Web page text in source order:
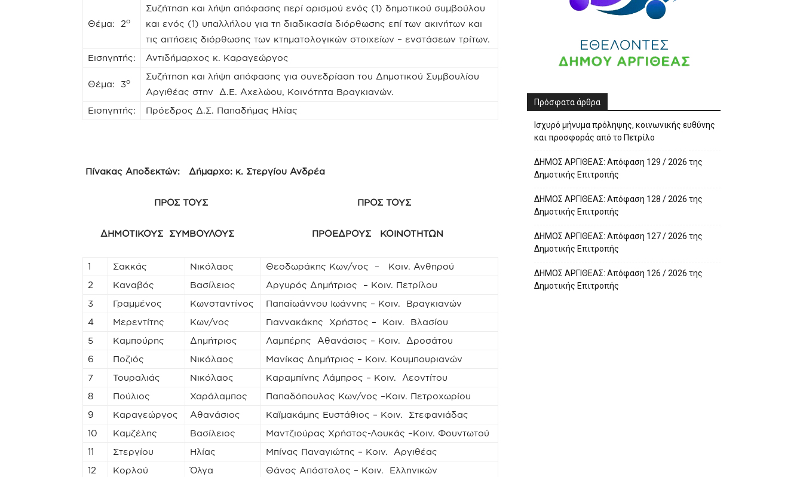
Θέμα: 2ο
Συζήτηση και λήψη απόφασης περί ορισμού ενός (1) δημοτικού συμβούλου
και ενός (1) υπαλλήλου για τη διαδικασία διόρθωσης επί των ακινήτων και
τις αιτήσεις διόρθωσης των κτηματολογικών στοιχείων – ενστάσεων τρίτων.
Εισηγητής:
Αντιδήμαρχος κ. Καραγεώργος
Θέμα: 3ο
Συζήτηση και λήψη απόφασης για συνεδρίαση του Δημοτικού Συμβουλίου
Αργιθέας στην Δ.Ε. Αχελώου, Κοινότητα Βραγκιανών.
Εισηγητής:
Πρόεδρος Δ.Σ. Παπαδήμας Ηλίας
Πίνακας Αποδεκτών: Δήμαρχο: κ. Στεργίου Ανδρέα
ΠΡΟΣ ΤΟΥΣ ΠΡΟΣ ΤΟΥΣ
ΔΗΜΟΤΙΚΟΥΣ ΣΥΜΒΟΥΛΟΥΣ ΠΡΟΕΔΡΟΥΣ ΚΟΙΝΟΤΗΤΩΝ
1 Σακκάς Νικόλαος
Θεοδωράκης Κων/νος – Κοιν. Ανθηρού
2
Καναβός Βασίλειος
Αργυρός Δημήτριος – Κοιν. Πετρίλου
3
Γραμμένος Κωνσταντίνος
Παπαϊωάννου Ιωάννης – Κοιν. Βραγκιανών
4
Μερεντίτης Κων/νος
Γιαννακάκης Χρήστος – Κοιν. Βλασίου
5
Καμπούρης Δημήτριος
Λαμπέρης Αθανάσιος – Κοιν. Δροσάτου
6
Ποζιός Νικόλαος
Μανίκας Δημήτριος – Κοιν. Κουμπουριανών
7
Τουραλιάς Νικόλαος
Καραμπίνης Λάμπρος – Κοιν. Λεοντίτου
8
Πούλιος Χαράλαμπος
Παπαδόπουλος Κων/νος –Κοιν. Πετροχωρίου
9
Καραγεώργος Αθανάσιος
Καϊμακάμης Ευστάθιος – Κοιν. Στεφανιάδας
10
Καμζέλης Βασίλειος
Μαντζιούρας Χρήστος-Λουκάς –Κοιν. Φουντωτού
11
Στεργίου Ηλίας
Μπίνας Παναγιώτης – Κοιν. Αργιθέας
12
Κορλού Όλγα
Θάνος Απόστολος – Κοιν. Ελληνικών
Πρόσφατα άρθρα
Ισχυρό μήνυμα πρόληψης, κοινωνικής ευθύνης
και προσφοράς από το Πετρίλο
ΔΗΜΟΣ ΑΡΓΙΘΕΑΣ: Απόφαση 129 / 2026 της
Δημοτικής Επιτροπής
ΔΗΜΟΣ ΑΡΓΙΘΕΑΣ: Απόφαση 128 / 2026 της
Δημοτικής Επιτροπής
ΔΗΜΟΣ ΑΡΓΙΘΕΑΣ: Απόφαση 127 / 2026 της
Δημοτικής Επιτροπής
ΔΗΜΟΣ ΑΡΓΙΘΕΑΣ: Απόφαση 126 / 2026 της
Δημοτικής Επιτροπής